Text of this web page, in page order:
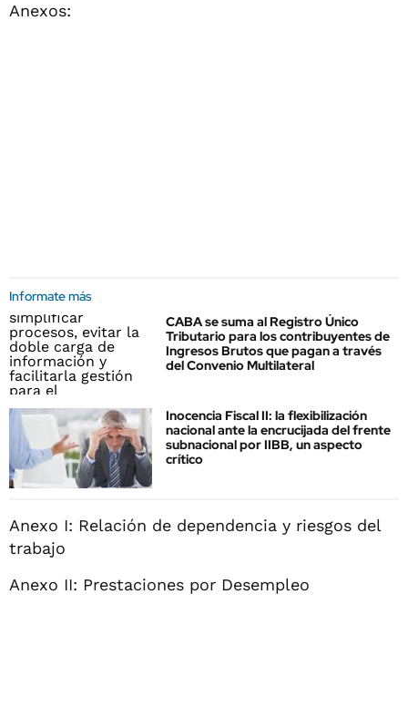
Anexos:
Informate más
CABA se suma al Registro Único
Tributario para los contribuyentes de
Ingresos Brutos que pagan a través
del Convenio Multilateral
Inocencia Fiscal II: la flexibilización
nacional ante la encrucijada del frente
subnacional por IIBB, un aspecto
crítico
Anexo I: Relación de dependencia y riesgos del
trabajo
Anexo II: Prestaciones por Desempleo